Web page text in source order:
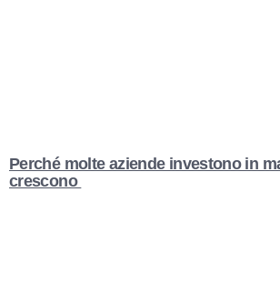
Perché molte aziende investono in
crescono